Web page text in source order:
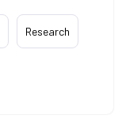
Research